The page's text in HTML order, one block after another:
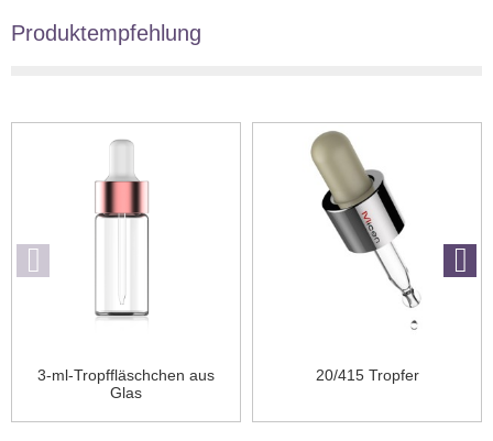
Produktempfehlung
3-ml-Tropffläschchen aus
Glas
20/415 Tropfer